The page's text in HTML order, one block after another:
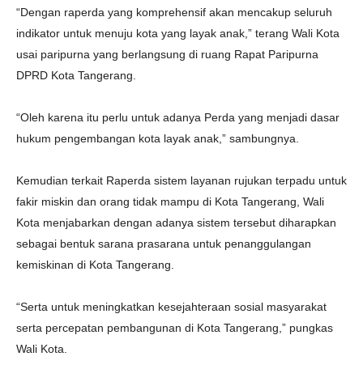
“Dengan raperda yang komprehensif akan mencakup seluruh
indikator untuk menuju kota yang layak anak,” terang Wali Kota
usai paripurna yang berlangsung di ruang Rapat Paripurna
DPRD Kota Tangerang.
“Oleh karena itu perlu untuk adanya Perda yang menjadi dasar
hukum pengembangan kota layak anak,” sambungnya.
Kemudian terkait Raperda sistem layanan rujukan terpadu untuk
fakir miskin dan orang tidak mampu di Kota Tangerang, Wali
Kota menjabarkan dengan adanya sistem tersebut diharapkan
sebagai bentuk sarana prasarana untuk penanggulangan
kemiskinan di Kota Tangerang.
“Serta untuk meningkatkan kesejahteraan sosial masyarakat
serta percepatan pembangunan di Kota Tangerang,” pungkas
Wali Kota.